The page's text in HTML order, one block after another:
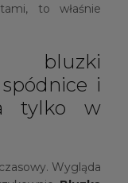
to właśnie
bluzki
i
tylko w
Wygląda